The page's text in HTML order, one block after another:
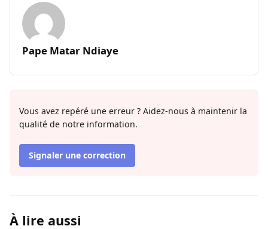
Pape Matar Ndiaye
Vous avez repéré une erreur ? Aidez-nous à maintenir la
qualité de notre information.
Signaler une correction
À lire aussi